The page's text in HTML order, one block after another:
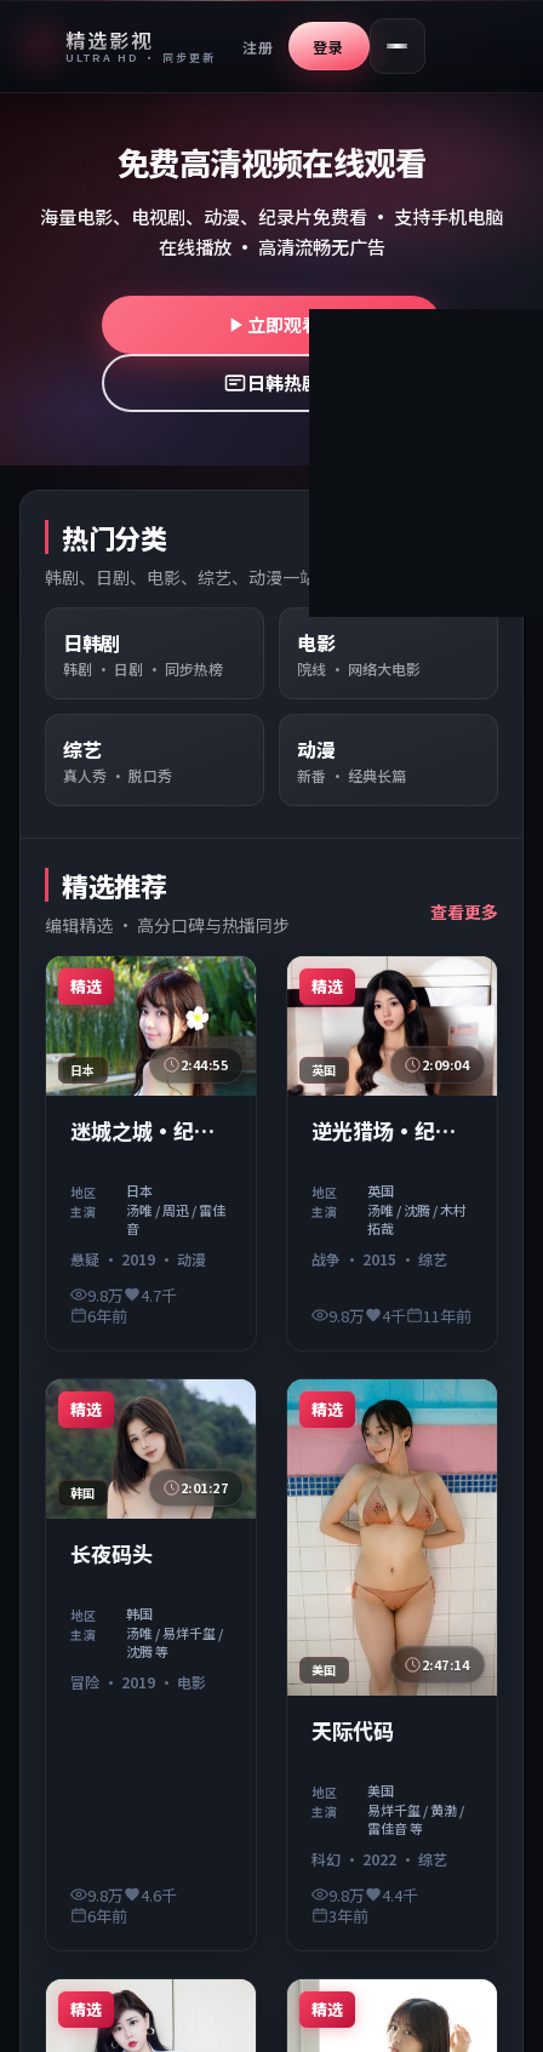
精选影视
ULTRA HD · 同步更新
注册 登录
免费高清视频在线观看
海量电影、电视剧、动漫、纪录片免费看 · 支持手机电脑
在线播放 · 高清流畅无广告
立即观看
日韩热剧
热门分类
韩剧、日剧、电影、综艺、动漫一站直达
日韩剧
韩剧 · 日剧 · 同步热榜
电影
院线 · 网络大电影
综艺
真人秀 · 脱口秀
动漫
新番 · 经典长篇
精选推荐
编辑精选 · 高分口碑与热播同步
查看更多
精选
日本 2:44:55
迷城之城·纪念
地区 日本
主演
汤唯 / 周迅 / 雷佳
音
悬疑 · 2019 · 动漫
9.8万
4.7千
6年前
精选
英国 2:09:04
逆光猎场·纪念
地区 英国
主演
汤唯 / 沈腾 / 木村
拓哉
战争 · 2015 · 综艺
9.8万 4千 11年前
精选
韩国 2:01:27
长夜码头
地区 韩国
主演
汤唯 / 易烊千玺 /
沈腾 等
冒险 · 2019 · 电影
9.8万
4.6千
6年前
精选
美国 2:47:14
天际代码
地区 美国
主演
易烊千玺 / 黄渤 /
雷佳音 等
科幻 · 2022 · 综艺
9.8万
4.4千
3年前
精选 精选